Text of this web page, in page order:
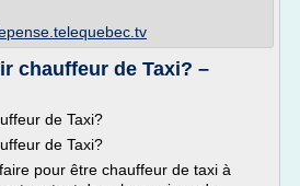
chauffeur de Taxi? –
de Taxi?
de Taxi?
pour être chauffeur de taxi à